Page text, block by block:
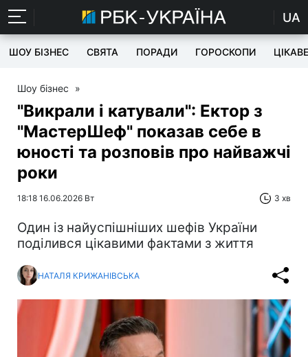
UA
ШОУ БІЗНЕС СВЯТА ПОРАДИ ГОРОСКОПИ ЦІКАВЕ
Шоу бізнес »
"Викрали і катували": Ектор з
"МастерШеф" показав себе в
юності та розповів про найважчі
роки
18:18 16.06.2026 Вт 3 хв
Один із найуспішніших шефів України
поділився цікавими фактами з життя
НАТАЛЯ КРИЖАНІВСЬКА